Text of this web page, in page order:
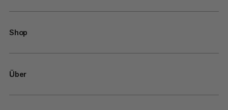
Shop
Über